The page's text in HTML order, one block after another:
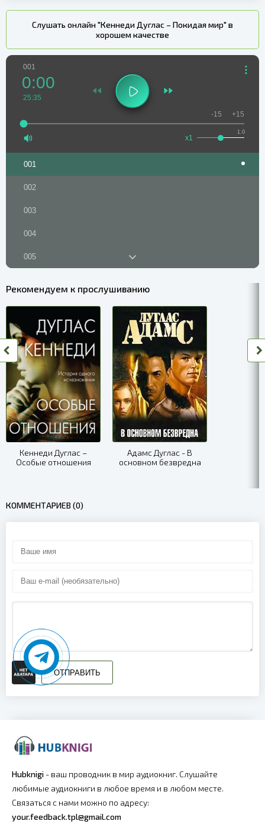
Слушать онлайн "Кеннеди Дуглас – Покидая мир" в
хорошем качестве
001
0:00
25:35
1.0
x1
-15 +15
001
002
003
004
005
009
010
011
012
013
014
016
018
019
020
022
023
024
025
026
028
Рекомендуем к прослушиванию
Кеннеди Дуглас –
Особые отношения
Адамс Дуглас - В
основном безвредна
КОММЕНТАРИЕВ (0)
ОТПРАВИТЬ
Hubknigi - ваш проводник в мир аудиокниг. Слушайте
любимые аудиокниги в любое время и в любом месте.
Связаться с нами можно по адресу:
your.feedback.tpl@gmail.com